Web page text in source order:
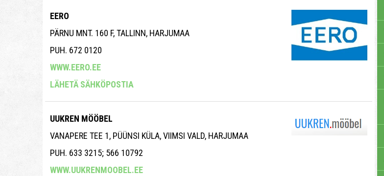
EERO
PÄRNU MNT. 160 F, TALLINN, HARJUMAA
PUH. 672 0120
WWW.EERO.EE
LÄHETÄ SÄHKÖPOSTIA
UUKREN MÖÖBEL
VANAPERE TEE 1, PÜÜNSI KÜLA, VIIMSI VALD, HARJUMAA
PUH. 633 3215; 566 10792
WWW.UUKRENMOOBEL.EE